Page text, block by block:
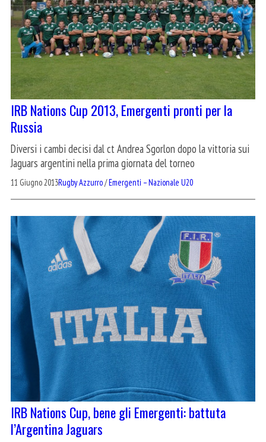
IRB Nations Cup 2013, Emergenti pronti per la
Russia
Diversi i cambi decisi dal ct Andrea Sgorlon dopo la vittoria sui
Jaguars argentini nella prima giornata del torneo
11 Giugno 2013Rugby Azzurro/Emergenti – Nazionale U20
IRB Nations Cup, bene gli Emergenti: battuta
l’Argentina Jaguars